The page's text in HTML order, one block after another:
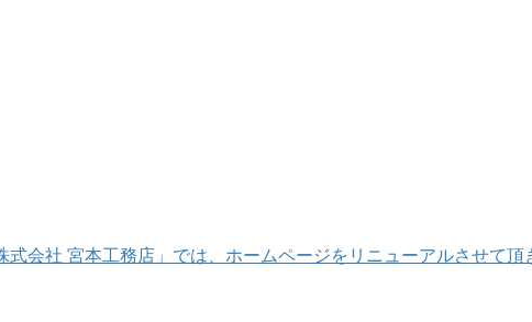
会社 宮本工務店」では、ホームページをリニューアルさせて